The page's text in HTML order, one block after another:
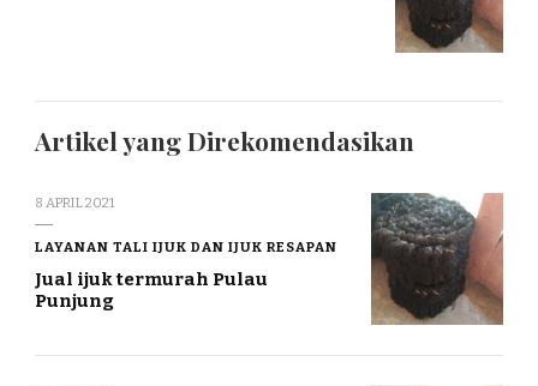
Artikel yang Direkomendasikan
8 APRIL 2021
LAYANAN TALI IJUK DAN IJUK RESAPAN
Jual ijuk termurah Pulau
Punjung